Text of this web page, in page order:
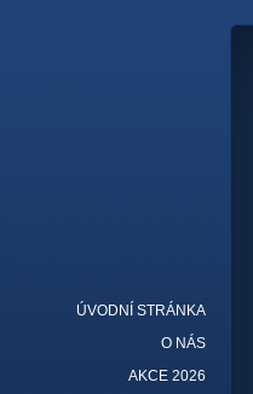
ÚVODNÍ STRÁNKA
O NÁS
AKCE 2026